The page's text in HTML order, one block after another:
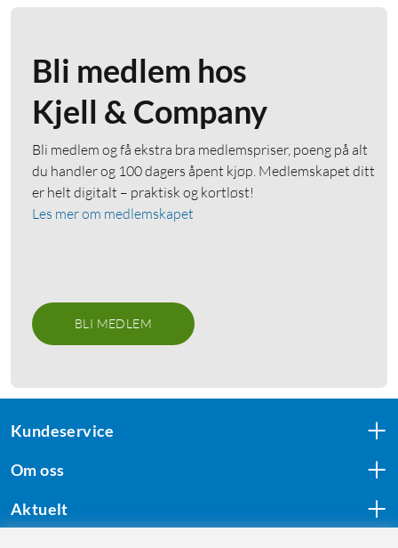
Bli medlem hos
Kjell & Company
Bli medlem og få ekstra bra medlemspriser, poeng på alt
du handler og 100 dagers åpent kjøp. Medlemskapet ditt
er helt digitalt – praktisk og kortløst!
Les mer om medlemskapet
BLI MEDLEM
Kundeservice
Om oss
Aktuelt